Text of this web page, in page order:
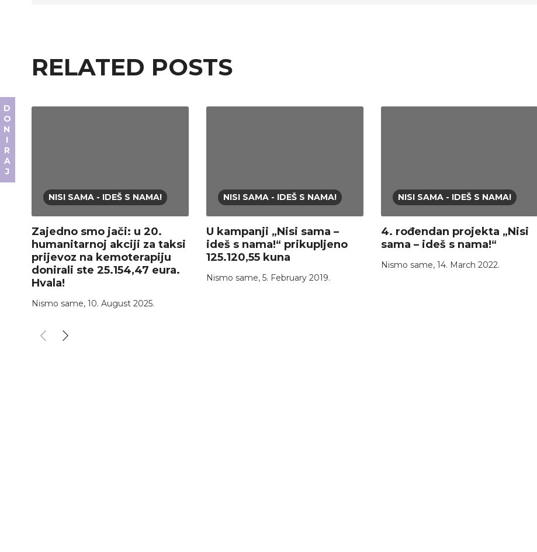
RELATED POSTS
NISI SAMA - IDEŠ S NAMA!
Zajedno smo jači: u 20.
humanitarnoj akciji za taksi
prijevoz na kemoterapiju
donirali ste 25.154,47 eura.
Hvala!
Nismo same, 10. August 2025.
NISI SAMA - IDEŠ S NAMA!
U kampanji „Nisi sama –
ideš s nama!“ prikupljeno
125.120,55 kuna
Nismo same, 5. February 2019.
NISI SAMA - IDEŠ S NAMA!
4. rođendan projekta „Nisi
sama – ideš s nama!“
Nismo same, 14. March 2022.
DONIRAJ